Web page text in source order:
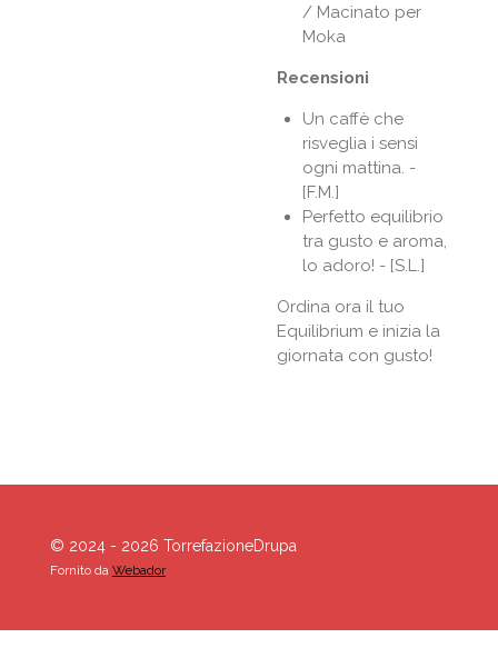
/ Macinato per
Moka
Recensioni
Un caffè che
risveglia i sensi
ogni mattina. -
[F.M.]
Perfetto equilibrio
tra gusto e aroma,
lo adoro! - [S.L.]
Ordina ora il tuo
Equilibrium e inizia la
giornata con gusto!
© 2024 - 2026 TorrefazioneDrupa
Fornito da Webador